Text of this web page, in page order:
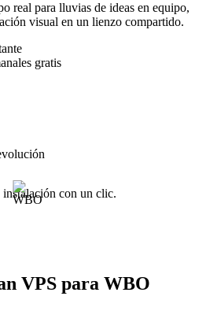
real para lluvias de ideas en equipo,
visual en un lienzo compartido.
gratis
VPS para WBO